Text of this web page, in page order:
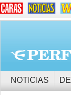
NOTICIAS